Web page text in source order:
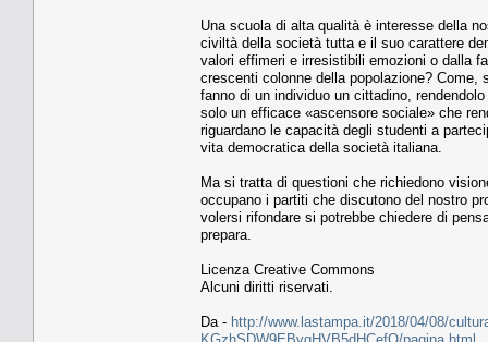
Una scuola di alta qualità è interesse della
civiltà della società tutta e il suo carattere
valori effimeri e irresistibili emozioni o dalla
crescenti colonne della popolazione?
fanno di un individuo un cittadino,
solo un efficace «ascensore sociale» che
riguardano le capacità degli studenti a
vita democratica della società italiana.
Ma si tratta di questioni che richiedono
occupano i partiti che discutono del nostro
volersi rifondare si potrebbe chiedere di
prepara.
Licenza Creative Commons
Alcuni diritti riservati.
Da - http://www.lastampa.it/2018/04/08/